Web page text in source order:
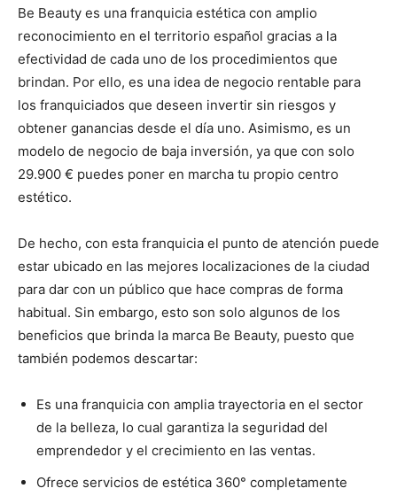
Be Beauty es una franquicia estética con amplio
reconocimiento en el territorio español gracias a la
efectividad de cada uno de los procedimientos que
brindan. Por ello, es una idea de negocio rentable para
los franquiciados que deseen invertir sin riesgos y
obtener ganancias desde el día uno. Asimismo, es un
modelo de negocio de baja inversión, ya que con solo
29.900 € puedes poner en marcha tu propio centro
estético.
De hecho, con esta franquicia el punto de atención puede
estar ubicado en las mejores localizaciones de la ciudad
para dar con un público que hace compras de forma
habitual. Sin embargo, esto son solo algunos de los
beneficios que brinda la marca Be Beauty, puesto que
también podemos descartar:
Es una franquicia con amplia trayectoria en el sector
de la belleza, lo cual garantiza la seguridad del
emprendedor y el crecimiento en las ventas.
Ofrece servicios de estética 360° completamente